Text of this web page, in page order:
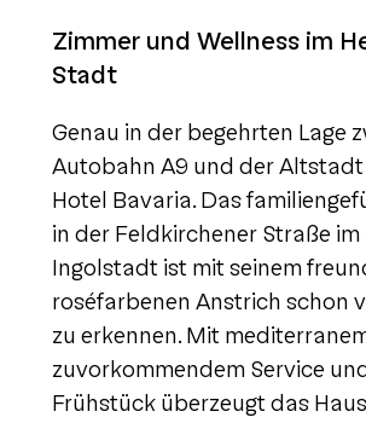
Zimmer und Wellness im
Stadt
Genau in der begehrten Lage
Autobahn A9 und der
Hotel Bavaria. Das
in der Feldkirchener Straße
Ingolstadt ist mit seinem
roséfarbenen Anstrich schon
zu erkennen. Mit
zuvorkommendem Service
Frühstück überzeugt das